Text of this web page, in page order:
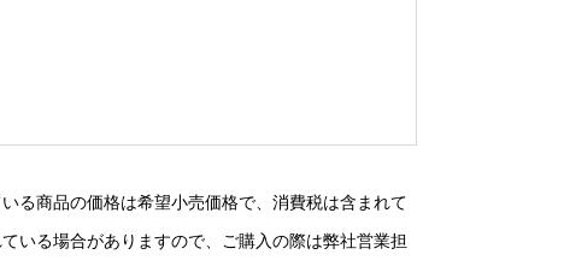
る商品の価格は希望小売価格で、消費税は含まれて
いる場合がありますので、ご購入の際は弊社営業担